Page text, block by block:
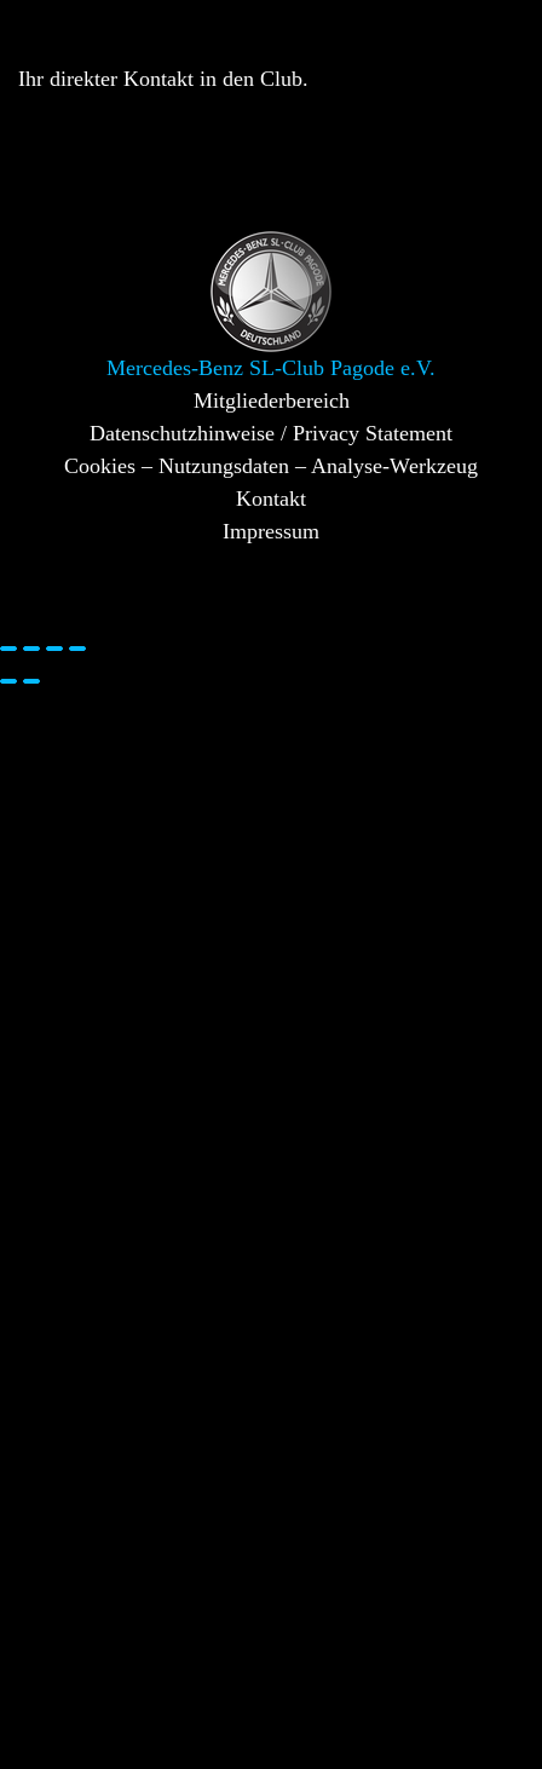
Ihr direkter Kontakt in den Club.
Mercedes-Benz SL-Club Pagode e.V.
Mitgliederbereich
Datenschutzhinweise / Privacy Statement
Cookies – Nutzungsdaten – Analyse-Werkzeug
Kontakt
Impressum